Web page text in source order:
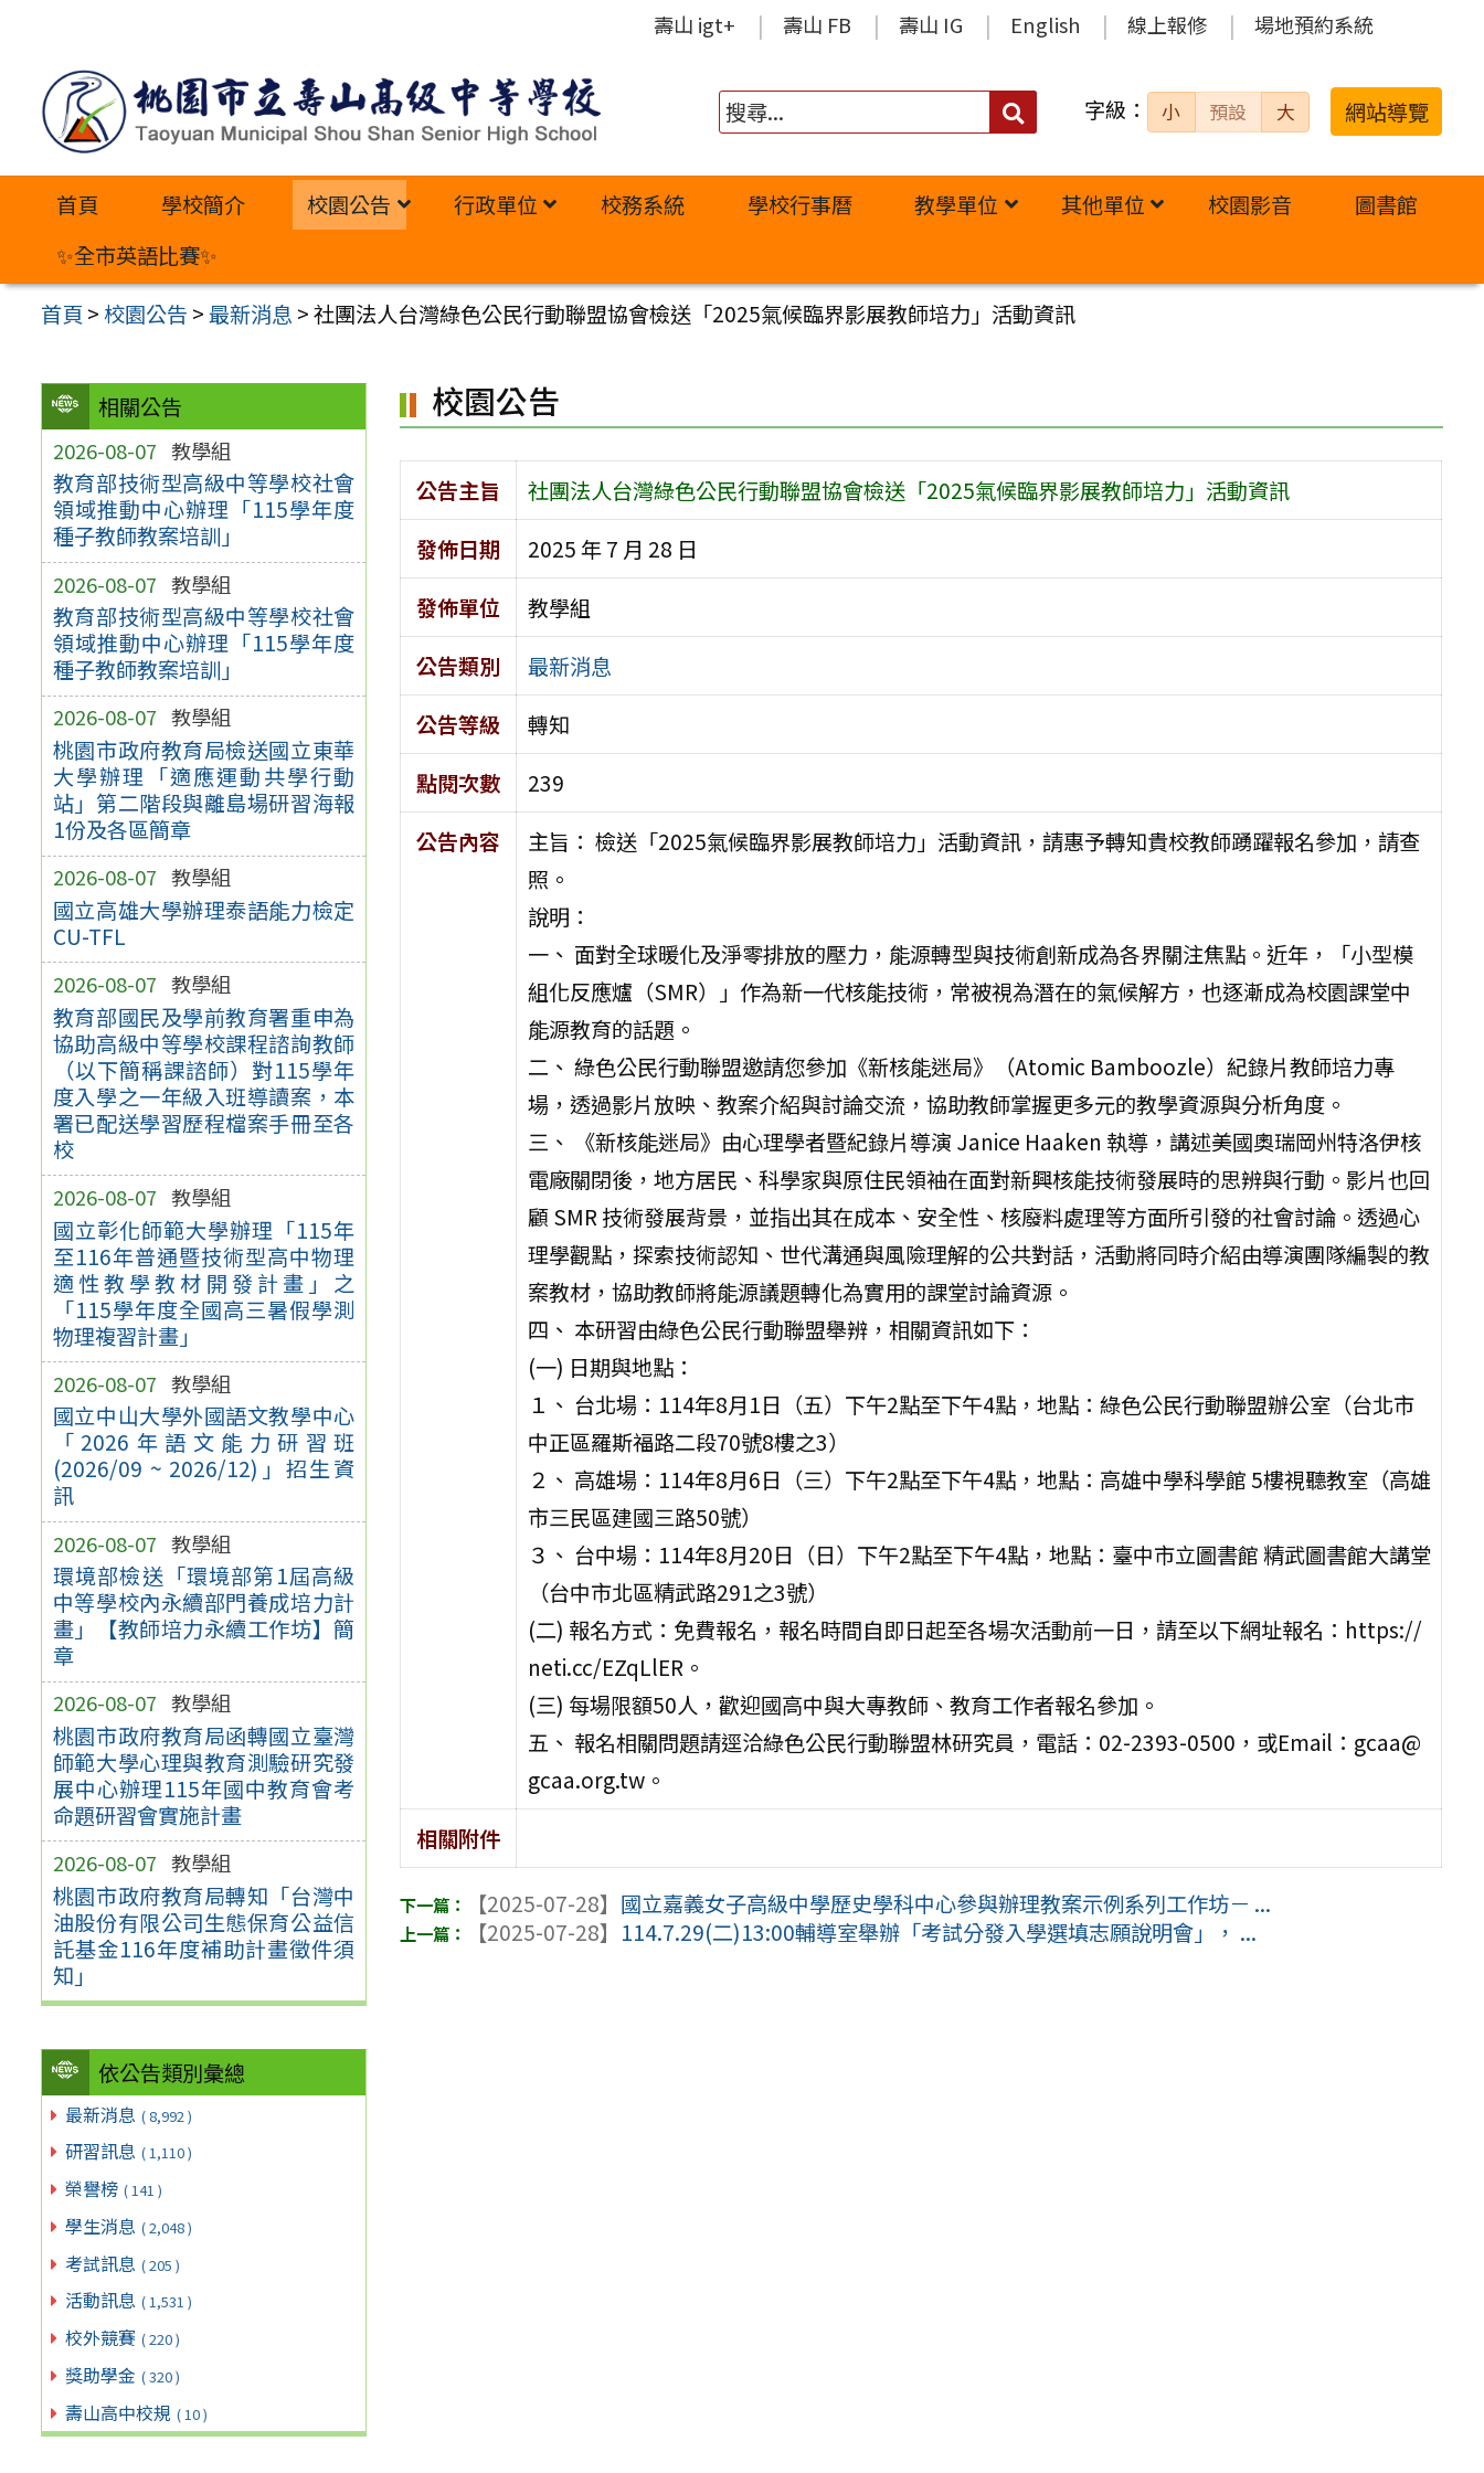
內
壽山 igt+ 壽山 FB 壽山 IG English 線上報修 場地預約系統
搜
字級： 小 預設 大 網站導覽
首頁 學校簡介 校園公告 行政單位 校務系統 學校行事曆 教學單位 其他單位 校園影音
圖書館
✨全市英語比賽✨
首頁 >校園公告 >最新消息 >社團法人台灣綠色公民行動聯盟協會檢送「2025氣候臨界影展教師培力」活動資訊
相關公告
2026-08-07 教學組
教育部技術型高級中等學校社會
領域推動中心辦理「115學年度
種子教師教案培訓」
2026-08-07 教學組
教育部技術型高級中等學校社會
領域推動中心辦理「115學年度
種子教師教案培訓」
2026-08-07 教學組
桃園市政府教育局檢送國立東華
大學辦理「適應運動共學行動
站」第二階段與離島場研習海報
1份及各區簡章
2026-08-07 教學組
國立高雄大學辦理泰語能力檢定
CU-TFL
2026-08-07 教學組
教育部國民及學前教育署重申為
協助高級中等學校課程諮詢教師
（以下簡稱課諮師）對115學年
度入學之一年級入班導讀案，本
署已配送學習歷程檔案手冊至各
校
2026-08-07 教學組
國立彰化師範大學辦理「115年
至116年普通暨技術型高中物理
適性教學教材開發計畫」之
「115學年度全國高三暑假學測
物理複習計畫」
2026-08-07 教學組
國立中山大學外國語文教學中心
「2026年語文能力研習班
(2026/09 ~ 2026/12)」招生資
訊
2026-08-07 教學組
環境部檢送「環境部第1屆高級
中等學校內永續部門養成培力計
畫」【教師培力永續工作坊】簡
章
2026-08-07 教學組
桃園市政府教育局函轉國立臺灣
師範大學心理與教育測驗研究發
展中心辦理115年國中教育會考
命題研習會實施計畫
2026-08-07 教學組
桃園市政府教育局轉知「台灣中
油股份有限公司生態保育公益信
託基金116年度補助計畫徵件須
知」
依公告類別彙總
最新消息 ( 8,992 )
研習訊息 ( 1,110 )
榮譽榜 ( 141 )
學生消息 ( 2,048 )
考試訊息 ( 205 )
活動訊息 ( 1,531 )
校外競賽 ( 220 )
獎助學金 ( 320 )
壽山高中校規 ( 10 )
校園公告
公告主旨
社團法人台灣綠色公民行動聯盟協會檢送「2025氣候臨界影展教師培力」活動資訊
發佈日期
2025 年 7 月 28 日
發佈單位
教學組
公告類別
最新消息
公告等級
轉知
點閱次數
239
公告內容
主旨： 檢送「2025氣候臨界影展教師培力」活動資訊，請惠予轉知貴校教師踴躍報名參加，請查
照。
說明：
一、 面對全球暖化及淨零排放的壓力，能源轉型與技術創新成為各界關注焦點。近年，「小型模
組化反應爐（SMR）」作為新一代核能技術，常被視為潛在的氣候解方，也逐漸成為校園課堂中
能源教育的話題。
二、 綠色公民行動聯盟邀請您參加《新核能迷局》（Atomic Bamboozle）紀錄片教師培力專
場，透過影片放映、教案介紹與討論交流，協助教師掌握更多元的教學資源與分析角度。
三、 《新核能迷局》由心理學者暨紀錄片導演 Janice Haaken 執導，講述美國奧瑞岡州特洛伊核
電廠關閉後，地方居民、科學家與原住民領袖在面對新興核能技術發展時的思辨與行動。影片也回
顧 SMR 技術發展背景，並指出其在成本、安全性、核廢料處理等方面所引發的社會討論。透過心
理學觀點，探索技術認知、世代溝通與風險理解的公共對話，活動將同時介紹由導演團隊編製的教
案教材，協助教師將能源議題轉化為實用的課堂討論資源。
四、 本研習由綠色公民行動聯盟舉辨，相關資訊如下：
(一) 日期與地點：
１、 台北場：114年8月1日（五）下午2點至下午4點，地點：綠色公民行動聯盟辦公室（台北市
中正區羅斯福路二段70號8樓之3）
２、 高雄場：114年8月6日（三）下午2點至下午4點，地點：高雄中學科學館 5樓視聽教室（高雄
市三民區建國三路50號）
３、 台中場：114年8月20日（日）下午2點至下午4點，地點：臺中市立圖書館 精武圖書館大講堂
（台中市北區精武路291之3號）
(二) 報名方式：免費報名，報名時間自即日起至各場次活動前一日，請至以下網址報名：https://
neti.cc/EZqLlER。
(三) 每場限額50人，歡迎國高中與大專教師、教育工作者報名參加。
五、 報名相關問題請逕洽綠色公民行動聯盟林研究員，電話：02-2393-0500，或Email：gcaa@
gcaa.org.tw。
相關附件
【2025-07-28】 國立嘉義女子高級中學歷史學科中心參與辦理教案示例系列工作坊－ ...
【2025-07-28】 114.7.29(二)13:00輔導室舉辦「考試分發入學選填志願說明會」， ...